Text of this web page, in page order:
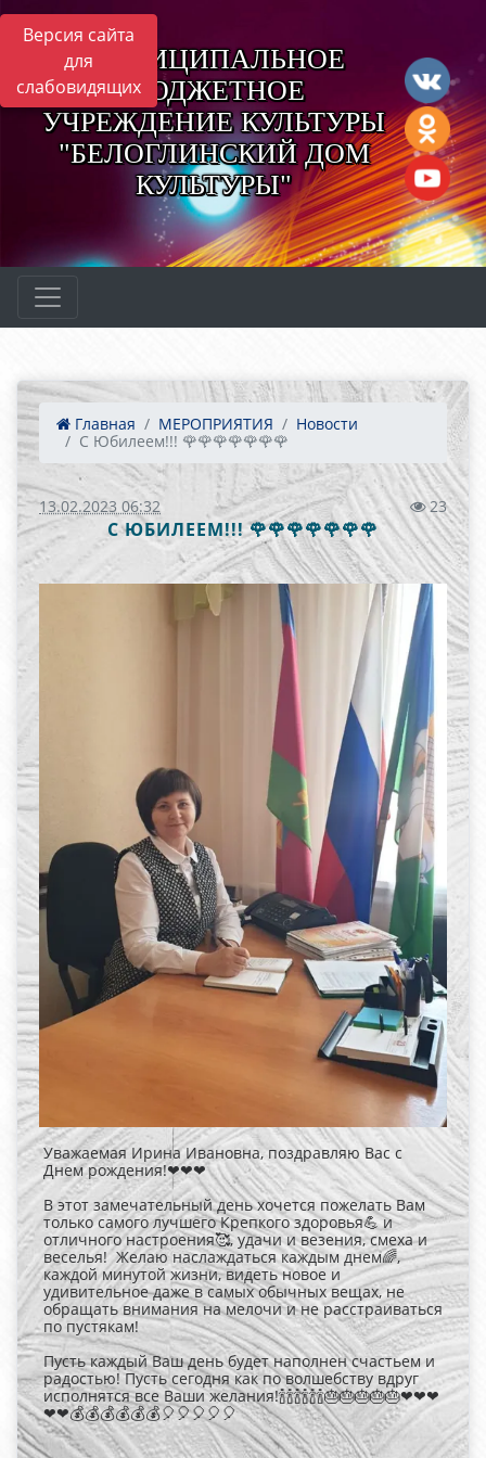
Версия сайта
для
слабовидящих
МУНИЦИПАЛЬНОЕ
БЮДЖЕТНОЕ
УЧРЕЖДЕНИЕ КУЛЬТУРЫ
"БЕЛОГЛИНСКИЙ ДОМ
КУЛЬТУРЫ"
Главная МЕРОПРИЯТИЯ
Новости
С Юбилеем!!! 🌹🌹🌹🌹🌹🌹🌹
13.02.2023 06:32 23
С ЮБИЛЕЕМ!!! 🌹🌹🌹🌹🌹🌹🌹
Уважаемая Ирина Ивановна, поздравляю Вас с
Днем рождения!❤❤❤
В этот замечательный день хочется пожелать Вам
только самого лучшего Крепкого здоровья💪 и
отличного настроения🥰, удачи и везения, смеха и
веселья! Желаю наслаждаться каждым днем🌈,
каждой минутой жизни, видеть новое и
удивительное даже в самых обычных вещах, не
обращать внимания на мелочи и не расстраиваться
по пустякам!
Пусть каждый Ваш день будет наполнен счастьем и
радостью! Пусть сегодня как по волшебству вдруг
исполнятся все Ваши желания!🍾🍾🍾🍾🍾🍾🎂🎂🎂🎂🎂❤❤❤
❤❤💰💰💰💰💰💰🎈🎈🎈🎈🎈